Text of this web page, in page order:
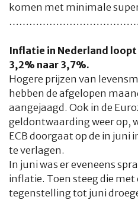
komen met minimale
Inflatie in Nederland loopt
3,2% naar 3,7%.
Hogere prijzen van
hebben de afgelopen
aangejaagd. Ook in de
geldontwaarding weer op,
ECB doorgaat op de in juni
te verlagen.
In juni was er eveneens
inflatie. Toen steeg die
tegenstelling tot juni